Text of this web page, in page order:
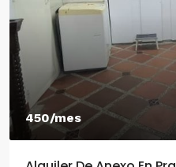
450/mes